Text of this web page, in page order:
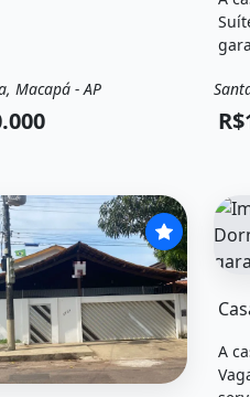
Casa
Macapá - AP
O
A